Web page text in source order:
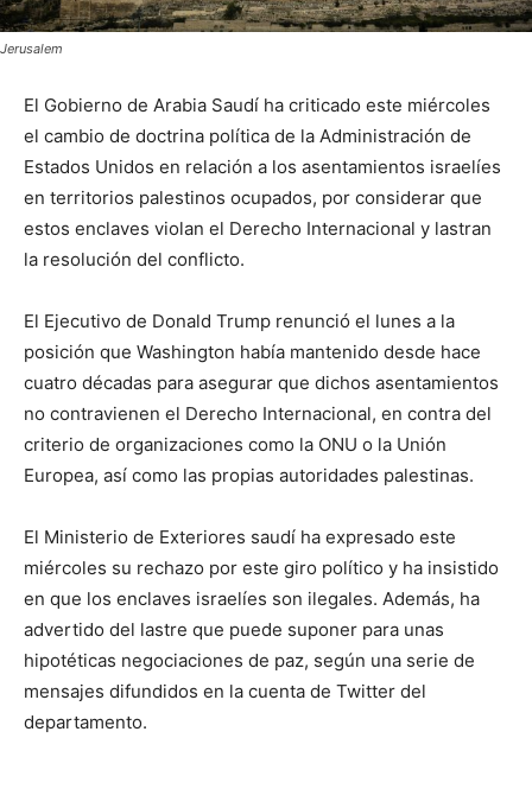
Jerusalem
El Gobierno de Arabia Saudí ha criticado este miércoles
el cambio de doctrina política de la Administración de
Estados Unidos en relación a los asentamientos israelíes
en territorios palestinos ocupados, por considerar que
estos enclaves violan el Derecho Internacional y lastran
la resolución del conflicto.
El Ejecutivo de Donald Trump renunció el lunes a la
posición que Washington había mantenido desde hace
cuatro décadas para asegurar que dichos asentamientos
no contravienen el Derecho Internacional, en contra del
criterio de organizaciones como la ONU o la Unión
Europea, así como las propias autoridades palestinas.
El Ministerio de Exteriores saudí ha expresado este
miércoles su rechazo por este giro político y ha insistido
en que los enclaves israelíes son ilegales. Además, ha
advertido del lastre que puede suponer para unas
hipotéticas negociaciones de paz, según una serie de
mensajes difundidos en la cuenta de Twitter del
departamento.